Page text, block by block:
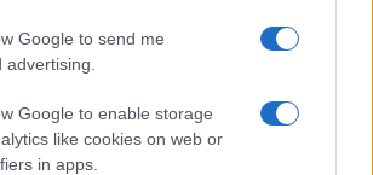
Google to send me
Google to enable storage
like cookies on web or
in apps.
00:08
#728530
θα πρέπει να είναι σφαιρικά ή κυλινδρικά